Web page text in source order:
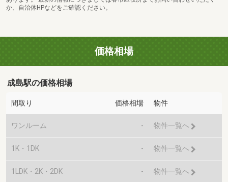
か、自治体HPなどをご確認ください。
価格相場
成島駅の価格相場
間取り 価格相場 物件
ワンルーム - 物件一覧へ
1K・1DK - 物件一覧へ
1LDK・2K・2DK - 物件一覧へ